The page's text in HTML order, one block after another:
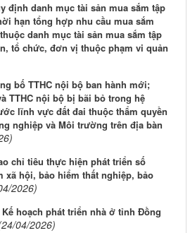
định danh mục tài sản mua sắm tập
hạn tổng hợp nhu cầu mua sắm
danh mục tài sản mua sắm tập
tổ chức, đơn vị thuộc phạm vi quản
bố TTHC nội bộ ban hành mới;
TTHC nội bộ bị bãi bỏ trong hệ
lĩnh vực đất đai thuộc thẩm quyền
nghiệp và Môi trường trên địa bàn
chỉ tiêu thực hiện phát triển số
xã hội, bảo hiểm thất nghiệp, bảo
2026)
hoạch phát triển nhà ở tỉnh Đồng
04/2026)